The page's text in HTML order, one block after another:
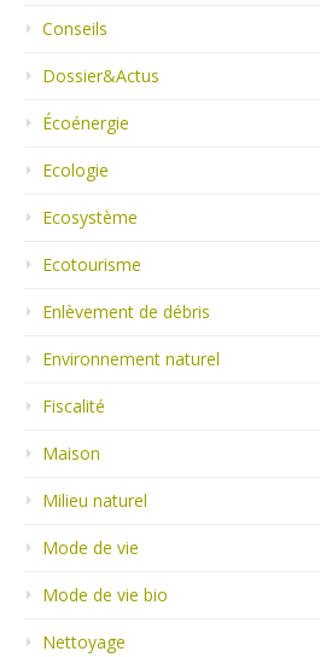
Conseils
Dossier&Actus
Écoénergie
Ecologie
Ecosystème
Ecotourisme
Enlèvement de débris
Environnement naturel
Fiscalité
Maison
Milieu naturel
Mode de vie
Mode de vie bio
Nettoyage